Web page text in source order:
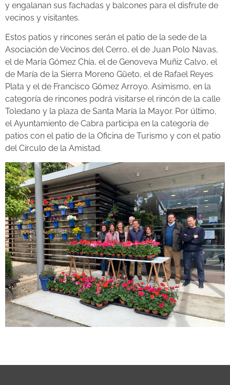
y engalanan sus fachadas y balcones para el disfrute de
vecinos y visitantes.
Estos patios y rincones serán el patio de la sede de la
Asociación de Vecinos del Cerro, el de Juan Polo Navas,
el de María Gómez Chía, el de Genoveva Muñiz Calvo, el
de María de la Sierra Moreno Güeto, el de Rafael Reyes
Plata y el de Francisco Gómez Arroyo. Asimismo, en la
categoría de rincones podrá visitarse el rincón de la calle
Toledano y la plaza de Santa María la Mayor. Por último,
el Ayuntamiento de Cabra participa en la categoría de
patios con el patio de la Oficina de Turismo y con el patio
del Círculo de la Amistad.